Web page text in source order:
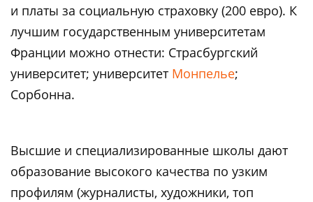
и платы за социальную страховку (200 евро). К
лучшим государственным университетам
Франции можно отнести: Страсбургский
университет; университет Монпелье;
Сорбонна.
Высшие и специализированные школы дают
образование высокого качества по узким
профилям (журналисты, художники, топ